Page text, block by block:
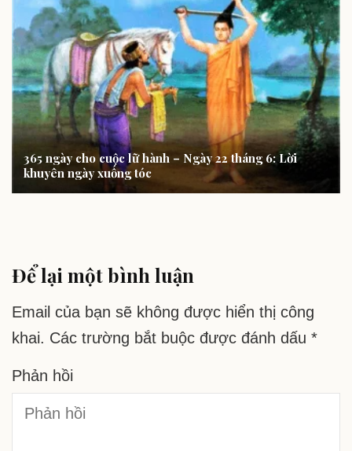
365 ngày cho cuộc lữ hành – Ngày 22 tháng 6: Lời
khuyên ngày xuống tóc
Để lại một bình luận
Email của bạn sẽ không được hiển thị công
khai. Các trường bắt buộc được đánh dấu *
Phản hồi